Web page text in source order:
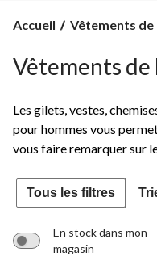
Accueil Vêtements
Vêtements
Les gilets, vestes,
pour hommes vous
vous faire remarquer sur
Tous les filtres
En stock dans mon
magasin